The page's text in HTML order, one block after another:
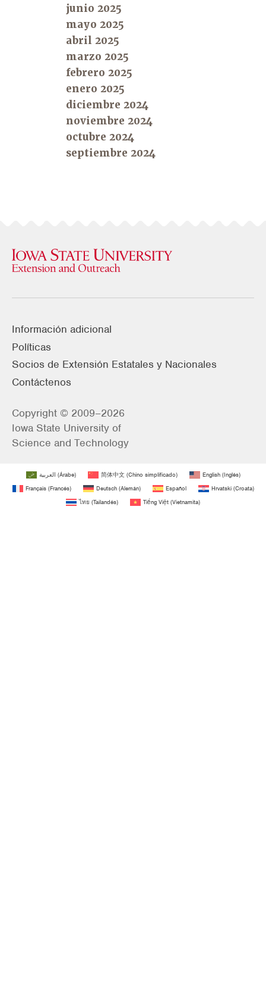
junio 2025
mayo 2025
abril 2025
marzo 2025
febrero 2025
enero 2025
diciembre 2024
noviembre 2024
octubre 2024
septiembre 2024
Información adicional
Políticas
Socios de Extensión Estatales y Nacionales
Contáctenos
Copyright © 2009–2026
Iowa State University of
Science and Technology
العربية (Árabe) 简体中文(Chino simplificado) English(Inglés)
Français(Francés) Deutsch(Alemán) Español Hrvatski(Croata)
ไทย (Tailandés) Tiếng Việt (Vietnamita)